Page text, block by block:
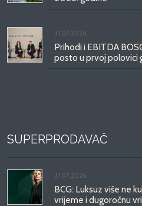
31.07.2026.
Prihodi i EBITDA
posto u prvoj polovici
SUPERPRODAVAČ
31.07.2026.
BCG: Luksuz više ne
vrijeme i dugoročnu